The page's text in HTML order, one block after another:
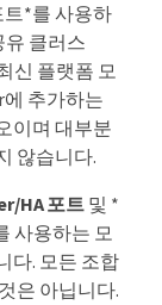
*를 사용하
유 클러스
신 플랫폼 모
추가하는
이며 대부분
않습니다.
HA 포트및 *
사용하는 모
다. 모든 조합
은 아닙니다.